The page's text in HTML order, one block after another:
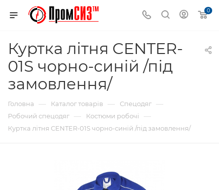
0
Куртка літня CENTER-
01S чорно-синій /під
замовлення/
Головна — Каталог товарів — Спецодяг —
Робочий спецодяг — Костюми робочі —
Куртка літня CENTER-01S чорно-синій /під замовлення/